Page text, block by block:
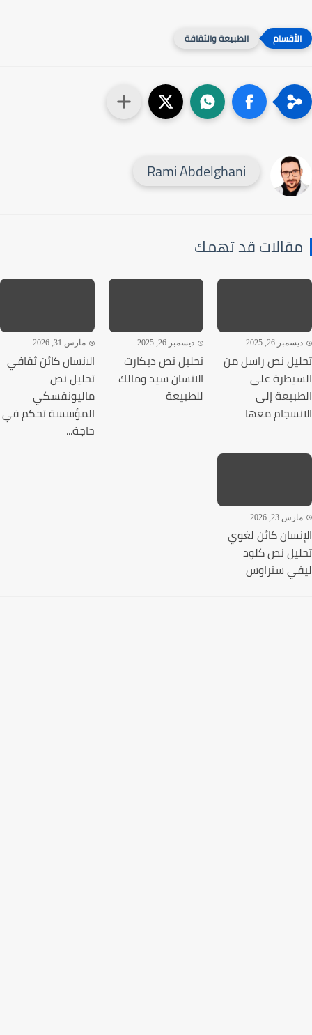
الطبيعة والثقافة
Rami Abdelghani
قد تهمك
26, 2025
نص راسل من
على
إلى
معها
ديسمبر 26, 2025
تحليل نص ديكارت
الانسان سيد ومالك
للطبيعة
مارس 31, 2026
الانسان كائن ثقافي
تحليل نص
ماليونفسكي
المؤسسة تحكم في
حاجة...
23, 2026
كائن لغوي
نص كلود
ستراوس